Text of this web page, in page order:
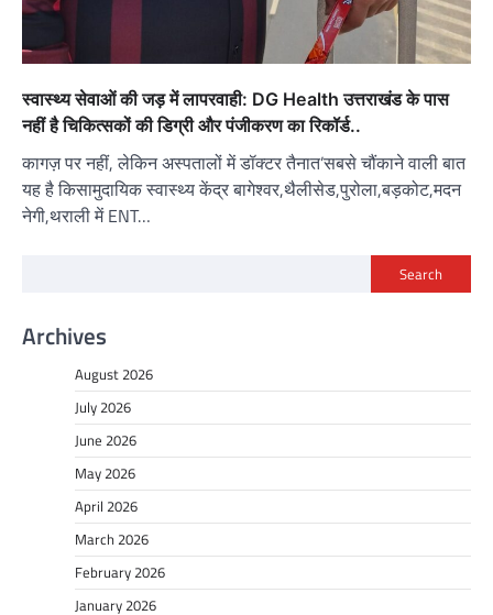
स्वास्थ्य सेवाओं की जड़ में लापरवाही: DG Health उत्तराखंड के पास
नहीं है चिकित्सकों की डिग्री और पंजीकरण का रिकॉर्ड..
कागज़ पर नहीं, लेकिन अस्पतालों में डॉक्टर तैनात’सबसे चौंकाने वाली बात
यह है किसामुदायिक स्वास्थ्य केंद्र बागेश्वर,थैलीसेड,पुरोला,बड़कोट,मदन
नेगी,थराली में ENT…
Search
Archives
August 2026
July 2026
June 2026
May 2026
April 2026
March 2026
February 2026
January 2026